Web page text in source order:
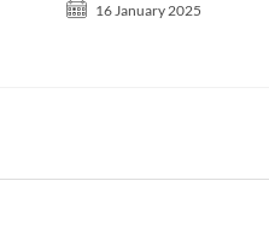
16 January 2025